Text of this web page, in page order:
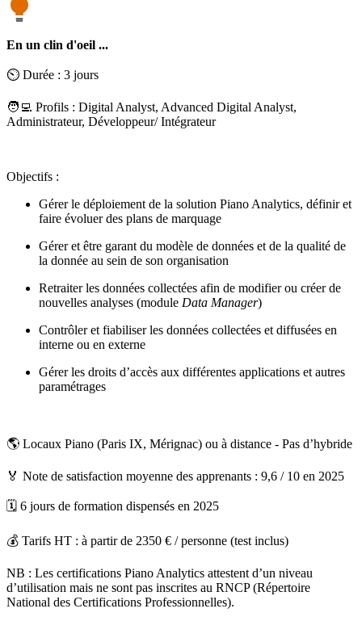
En un clin d'oeil ...
⏲️ Durée : 3 jours
🧑‍💻 Profils : Digital Analyst, Advanced Digital Analyst,
Administrateur, Développeur/ Intégrateur
Objectifs :
Gérer le déploiement de la solution Piano Analytics, définir et
faire évoluer des plans de marquage
Gérer et être garant du modèle de données et de la qualité de
la donnée au sein de son organisation
Retraiter les données collectées afin de modifier ou créer de
nouvelles analyses (module Data Manager)
Contrôler et fiabiliser les données collectées et diffusées en
interne ou en externe
Gérer les droits d’accès aux différentes applications et autres
paramétrages
🌎 Locaux Piano (Paris IX, Mérignac) ou à distance - Pas d’hybride
🏅 Note de satisfaction moyenne des apprenants : 9,6 / 10 en 2025
🗓️ 6 jours de formation dispensés en 2025
💰 Tarifs HT : à partir de 2350 € / personne (test inclus)
NB : Les certifications Piano Analytics attestent d’un niveau
d’utilisation mais ne sont pas inscrites au RNCP (Répertoire
National des Certifications Professionnelles).